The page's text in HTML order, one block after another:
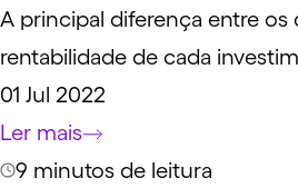
A principal diferença entre os
rentabilidade de cada
01 Jul 2022
Ler mais
9 minutos de leitura